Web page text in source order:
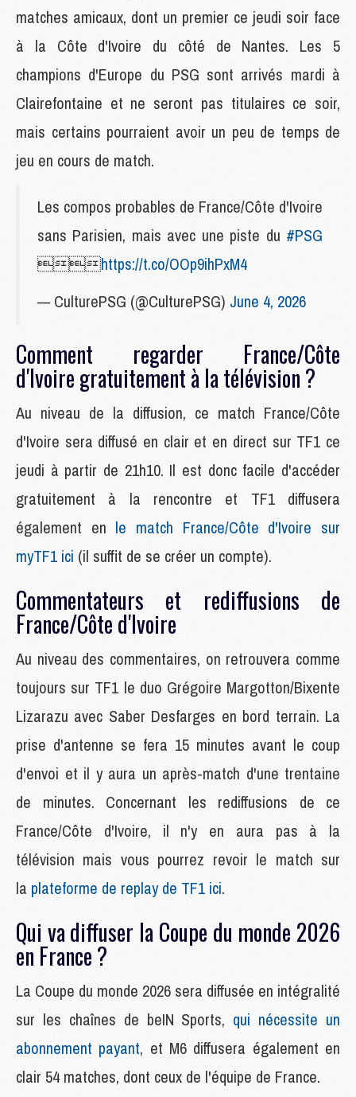
matches amicaux, dont un premier ce jeudi soir face
à la Côte d'Ivoire du côté de Nantes. Les 5
champions d'Europe du PSG sont arrivés mardi à
Clairefontaine et ne seront pas titulaires ce soir,
mais certains pourraient avoir un peu de temps de
jeu en cours de match.
Les compos probables de France/Côte d'Ivoire
sans Parisien, mais avec une piste du #PSG
https://t.co/OOp9ihPxM4
— CulturePSG (@CulturePSG) June 4, 2026
Comment regarder France/Côte
d'Ivoire gratuitement à la télévision ?
Au niveau de la diffusion, ce match France/Côte
d'Ivoire sera diffusé en clair et en direct sur TF1 ce
jeudi à partir de 21h10. Il est donc facile d'accéder
gratuitement à la rencontre et TF1 diffusera
également en le match France/Côte d'Ivoire sur
myTF1 ici (il suffit de se créer un compte).
Commentateurs et rediffusions de
France/Côte d'Ivoire
Au niveau des commentaires, on retrouvera comme
toujours sur TF1 le duo Grégoire Margotton/Bixente
Lizarazu avec Saber Desfarges en bord terrain. La
prise d'antenne se fera 15 minutes avant le coup
d'envoi et il y aura un après-match d'une trentaine
de minutes. Concernant les rediffusions de ce
France/Côte d'Ivoire, il n'y en aura pas à la
télévision mais vous pourrez revoir le match sur
la plateforme de replay de TF1 ici.
Qui va diffuser la Coupe du monde 2026
en France ?
La Coupe du monde 2026 sera diffusée en intégralité
sur les chaînes de beIN Sports, qui nécessite un
abonnement payant, et M6 diffusera également en
clair 54 matches, dont ceux de l'équipe de France.